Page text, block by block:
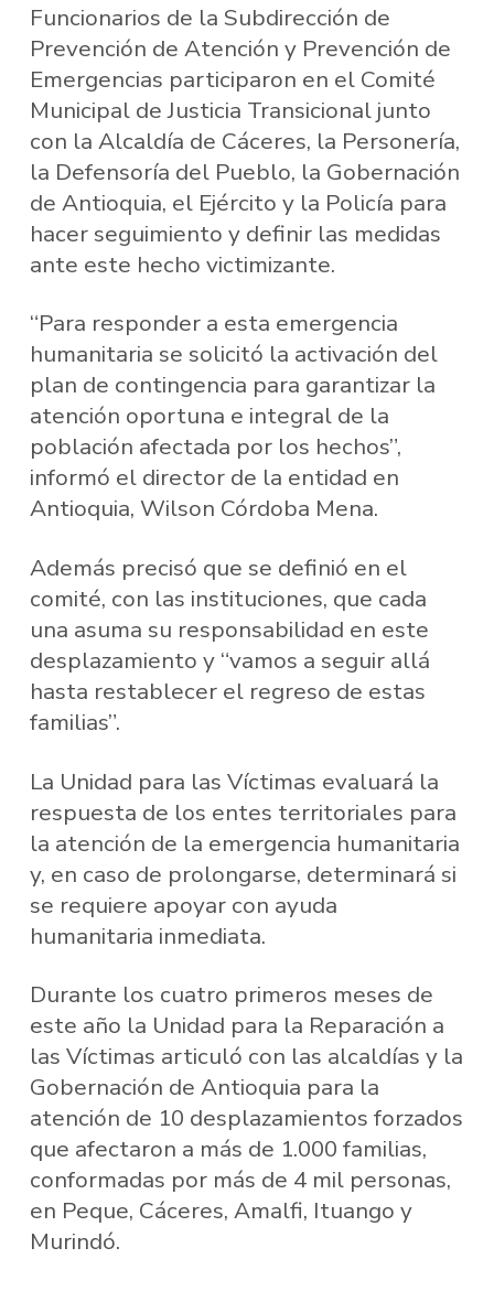
Funcionarios de la Subdirección de
Prevención de Atención y Prevención de
Emergencias participaron en el Comité
Municipal de Justicia Transicional junto
con la Alcaldía de Cáceres, la Personería,
la Defensoría del Pueblo, la Gobernación
de Antioquia, el Ejército y la Policía para
hacer seguimiento y definir las medidas
ante este hecho victimizante.
“Para responder a esta emergencia
humanitaria se solicitó la activación del
plan de contingencia para garantizar la
atención oportuna e integral de la
población afectada por los hechos”,
informó el director de la entidad en
Antioquia, Wilson Córdoba Mena.
Además precisó que se definió en el
comité, con las instituciones, que cada
una asuma su responsabilidad en este
desplazamiento y “vamos a seguir allá
hasta restablecer el regreso de estas
familias”.
La Unidad para las Víctimas evaluará la
respuesta de los entes territoriales para
la atención de la emergencia humanitaria
y, en caso de prolongarse, determinará si
se requiere apoyar con ayuda
humanitaria inmediata.
Durante los cuatro primeros meses de
este año la Unidad para la Reparación a
las Víctimas articuló con las alcaldías y la
Gobernación de Antioquia para la
atención de 10 desplazamientos forzados
que afectaron a más de 1.000 familias,
conformadas por más de 4 mil personas,
en Peque, Cáceres, Amalfi, Ituango y
Murindó.